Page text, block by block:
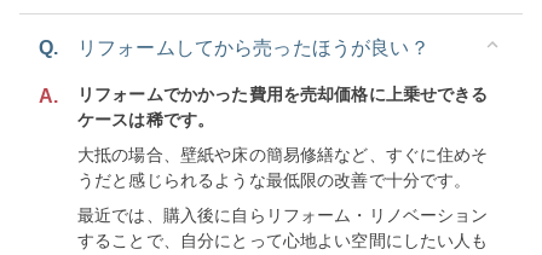
Q. リフォームしてから売ったほうが良い？
A.
リフォームでかかった費用を売却価格に上乗せできる
ケースは稀です。
大抵の場合、壁紙や床の簡易修繕など、すぐに住めそ
うだと感じられるような最低限の改善で十分です。
最近では、購入後に自らリフォーム・リノベーション
することで、自分にとって心地よい空間にしたい人も